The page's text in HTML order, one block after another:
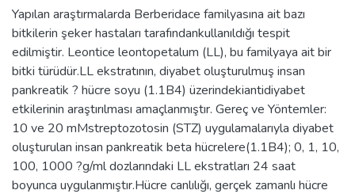
Yapılan araştırmalarda Berberidace familyasına ait bazı
bitkilerin şeker hastaları tarafındankullanıldığı tespit
edilmiştir. Leontice leontopetalum (LL), bu familyaya ait bir
bitki türüdür.LL ekstratının, diyabet oluşturulmuş insan
pankreatik ? hücre soyu (1.1B4) üzerindekiantidiyabet
etkilerinin araştırılması amaçlanmıştır. Gereç ve Yöntemler:
10 ve 20 mMstreptozotosin (STZ) uygulamalarıyla diyabet
oluşturulan insan pankreatik beta hücrelere(1.1B4); 0, 1, 10,
100, 1000 ?g/ml dozlarındaki LL ekstratları 24 saat
boyunca uygulanmıştır.Hücre canlılığı, gerçek zamanlı hücre